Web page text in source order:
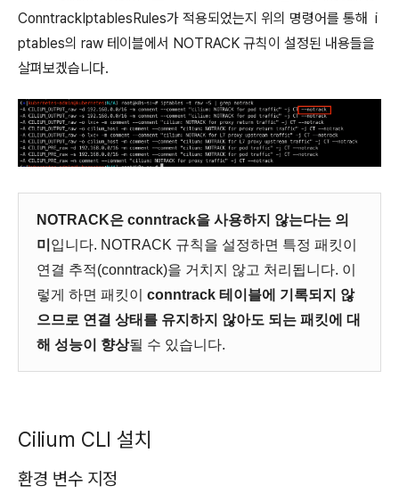
ConntrackIptablesRules가 적용되었는지 위의 명령어를 통해 i
ptables의 raw 테이블에서 NOTRACK 규칙이 설정된 내용들을
살펴보겠습니다.
NOTRACK은 conntrack을 사용하지 않는다는 의
미 입니다. NOTRACK 규칙을 설정하면 특정 패킷이
연결 추적(conntrack)을 거치지 않고 처리됩니다. 이
렇게 하면 패킷이 conntrack 테이블에 기록되지 않
으므로 연결 상태를 유지하지 않아도 되는 패킷에 대
해 성능이 향상될 수 있습니다.
Cilium CLI 설치
환경 변수 지정